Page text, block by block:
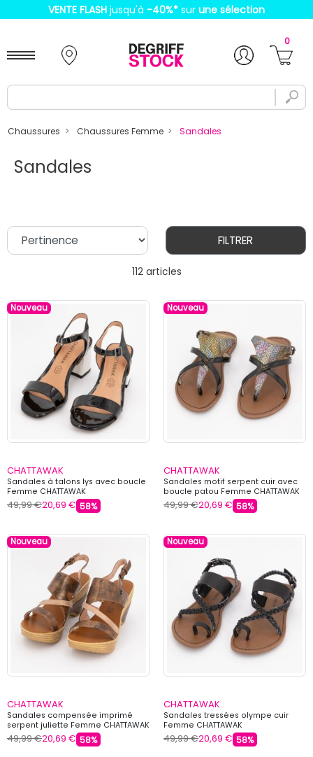
VENTE FLASH jusqu'à -40%* sur une sélection
0
Chaussures Chaussures Femme Sandales
Sandales
112 articles
FILTRER
Nouveau
CHATTAWAK
Sandales à talons lys avec boucle
Femme CHATTAWAK
49,99 €20,69 € 58%
Nouveau
CHATTAWAK
Sandales motif serpent cuir avec
boucle patou Femme CHATTAWAK
49,99 €20,69 € 58%
Nouveau
CHATTAWAK
Sandales compensée imprimé
serpent juliette Femme CHATTAWAK
49,99 €20,69 € 58%
Nouveau
CHATTAWAK
Sandales tressées olympe cuir
Femme CHATTAWAK
49,99 €20,69 € 58%